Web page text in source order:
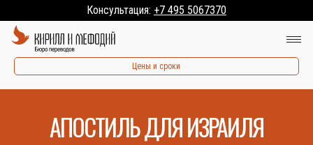
Консультация: +7 495 5067370
Цены и сроки
АПОСТИЛЬ ДЛЯ ИЗРАИЛЯ